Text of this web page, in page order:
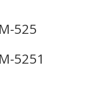
525
5251